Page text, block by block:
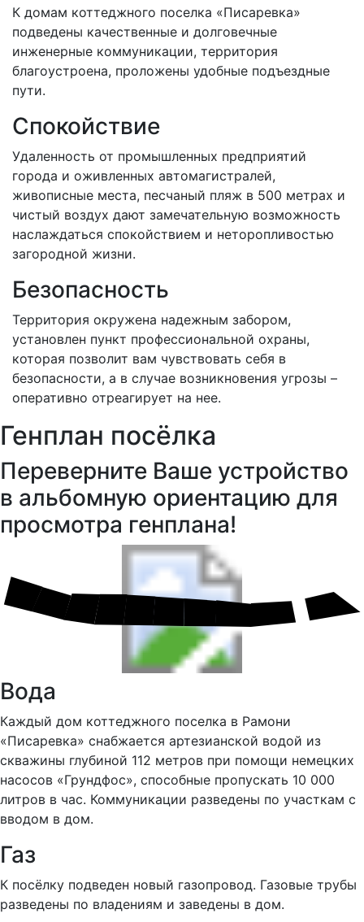
К домам коттеджного поселка «Писаревка»
подведены качественные и долговечные
инженерные коммуникации, территория
благоустроена, проложены удобные подъездные
пути.
Спокойствие
Удаленность от промышленных предприятий
города и оживленных автомагистралей,
живописные места, песчаный пляж в 500 метрах и
чистый воздух дают замечательную возможность
наслаждаться спокойствием и неторопливостью
загородной жизни.
Безопасность
Территория окружена надежным забором,
установлен пункт профессиональной охраны,
которая позволит вам чувствовать себя в
безопасности, а в случае возникновения угрозы –
оперативно отреагирует на нее.
Генплан посёлка
Переверните Ваше устройство
в альбомную ориентацию для
просмотра генплана!
Вода
Каждый дом коттеджного поселка в Рамони
«Писаревка» снабжается артезианской водой из
скважины глубиной 112 метров при помощи немецких
насосов «Грундфос», способные пропускать 10 000
литров в час. Коммуникации разведены по участкам с
вводом в дом.
Газ
К посёлку подведен новый газопровод. Газовые трубы
разведены по владениям и заведены в дом.